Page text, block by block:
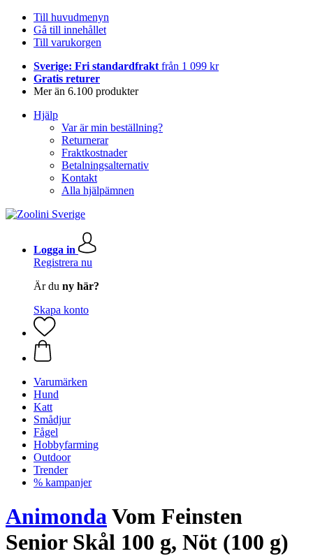
Till huvudmenyn
Gå till innehållet
Till varukorgen
Sverige: Fri standardfrakt från 1 099 kr
Gratis returer
Mer än 6.100 produkter
Hjälp
Var är min beställning?
Returnerar
Fraktkostnader
Betalningsalternativ
Kontakt
Alla hjälpämnen
Logga in
Registrera nu
Är du ny här?
Skapa konto
Varumärken
Hund
Katt
Smådjur
Fågel
Hobbyfarming
Outdoor
Trender
% kampanjer
AnimondaVom Feinsten
Senior Skål 100 g, Nöt (100 g)